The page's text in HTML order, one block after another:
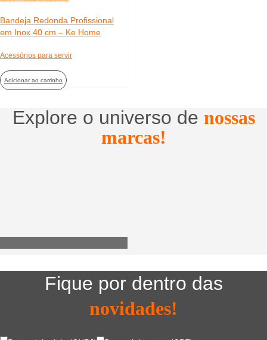
Bandeja Redonda Profissional
em Inox 40 cm – Ke Home
Acessórios para servir
Adicionar ao carrinho
Explore o universo de nossas
marcas!
Fique por dentro das
novidades!